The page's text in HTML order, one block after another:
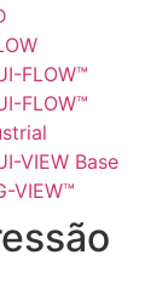
FLOW™
FLOW™
VIEW Base
VIEW™